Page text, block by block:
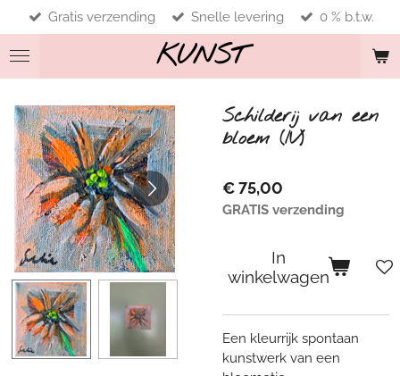
direct
naar
de
KUNST
Gratis verzending Snelle levering 0 % b.t.w.
Schilderij van een
bloem (IV)
€ 75,00
GRATIS verzending
In
winkelwagen
Een kleurrijk spontaan
kunstwerk van een